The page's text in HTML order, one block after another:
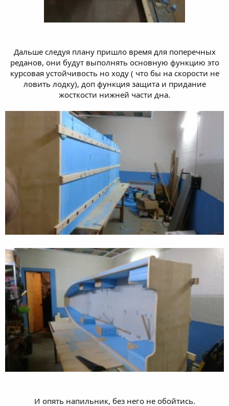
Дальше следуя плану пришло время для поперечных
реданов, они будут выполнять основную функцию это
курсовая устойчивость но ходу ( что бы на скорости не
ловить лодку), доп функция защита и придание
жосткости нижней части дна.
И опять напильник, без него не обойтись.